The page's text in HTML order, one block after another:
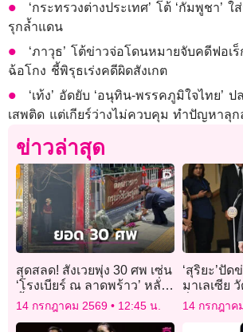
‘กระทรวงต่างประเทศ’ โต้ ‘กัมพูชา’ ใ
รุกล้ำแดน
‘ภาวุธ’ โต้ข่าวจ่อโดนหมายจับคดีฟอเร็
ฉ้อโกง ชี้พิรุธเร่งคดีผิดสังเกต
‘เท้ง’ อัดยับ ‘อนุทิน-พรรคภูมิใจไทย’
เสพติด แต่เกียร์ว่างไม่ควบคุม ทำปัญหาลุก
ข่าวล่าสุด
สุดสลด! สังเวยพุ่ง 30 ศพ เซ่น
‘โรงเบียร์ ณ ลาดพร้าว’ หลั่ง
น้ำตาวางดอกไม้อาลัย
14 กรกฎาคม 2569 12:45 น.
‘สุริยะ’ปัด
มาเลเซีย
สื่อตีความ
รมว.เกษต
14 กรกฎาค